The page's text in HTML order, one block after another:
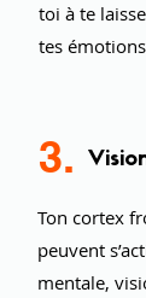
toi à te
tes
3.
Ton cortex
peuvent
mentale,